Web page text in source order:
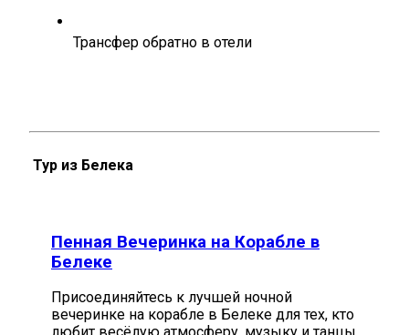
Трансфер обратно в отели
Тур из Белека
Пенная Вечеринка на Корабле в
Белеке
Присоединяйтесь к лучшей ночной
вечеринке на корабле в Белеке для тех, кто